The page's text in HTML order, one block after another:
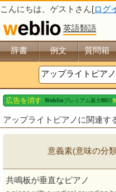
こんにちは、 ゲスト さん[ログ
英語類語
辞書 例文 質問箱
アップライトピアノに関連す
意義素(意味の分
共鳴板が垂直なピアノ